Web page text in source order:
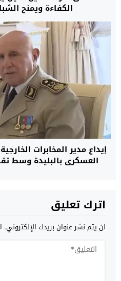
الكفاءة ويمنح
إيداع مدير المخابرات
العسكري بالبليدة وسط
اترك تعليق
لن يتم نشر عنوان بريدك الإلكتروني.